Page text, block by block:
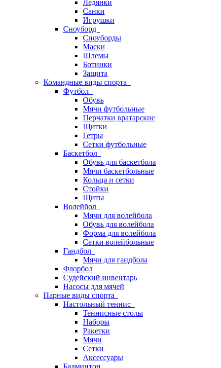
Ледянки
Санки
Игрушки
Сноуборд
Сноуборды
Маски
Шлемы
Ботинки
Защита
Командные виды спорта
Футбол
Обувь
Мячи футбольные
Перчатки вратарские
Щитки
Гетры
Сетки футбольные
Баскетбол
Обувь для баскетбола
Мячи баскетбольные
Кольца и сетки
Стойки
Щиты
Волейбол
Мячи для волейбола
Обувь для волейбола
Форма для волейбола
Сетки волейбольные
Гандбол
Мячи для гандбола
Флорбол
Судейский инвентарь
Насосы для мячей
Парные виды спорта
Настольный теннис
Теннисные столы
Наборы
Ракетки
Мячи
Сетки
Аксессуары
Бадминтон